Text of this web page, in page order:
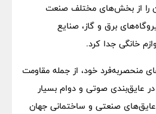
را از بخش‌های مختلف صنعت
برق و گاز، صنایع
خانگی جدا کرد.
منحصربه‌فرد خود، از جمله مقاومت
در عایق‌بندی صوتی و دوام بسیار
صنعتی و ساختمانی جهان